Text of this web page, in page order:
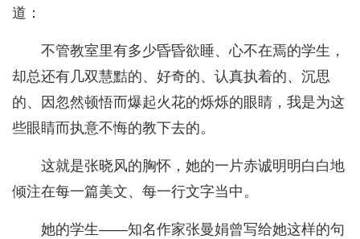
道：
不管教室里有多少昏昏欲睡、心不在焉的学生，
却总还有几双慧黠的、好奇的、认真执着的、沉思
的、因忽然顿悟而爆起火花的烁烁的眼睛，我是为这
些眼睛而执意不悔的教下去的。
这就是张晓风的胸怀，她的一片赤诚明明白白地
倾注在每一篇美文、每一行文字当中。
她的学生——知名作家张曼娟曾写给她这样的句